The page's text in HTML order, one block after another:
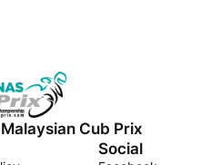
Cub Prix
Social